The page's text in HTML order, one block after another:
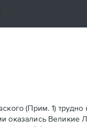
(Прим. 1) трудно
Великие